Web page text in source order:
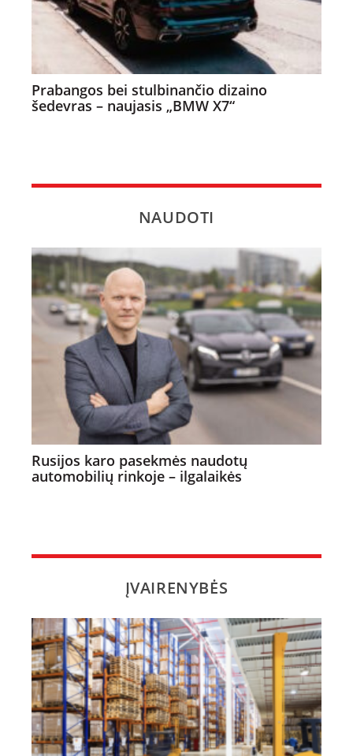
Prabangos bei stulbinančio dizaino
šedevras – naujasis „BMW X7“
NAUDOTI
Rusijos karo pasekmės naudotų
automobilių rinkoje – ilgalaikės
ĮVAIRENYBĖS